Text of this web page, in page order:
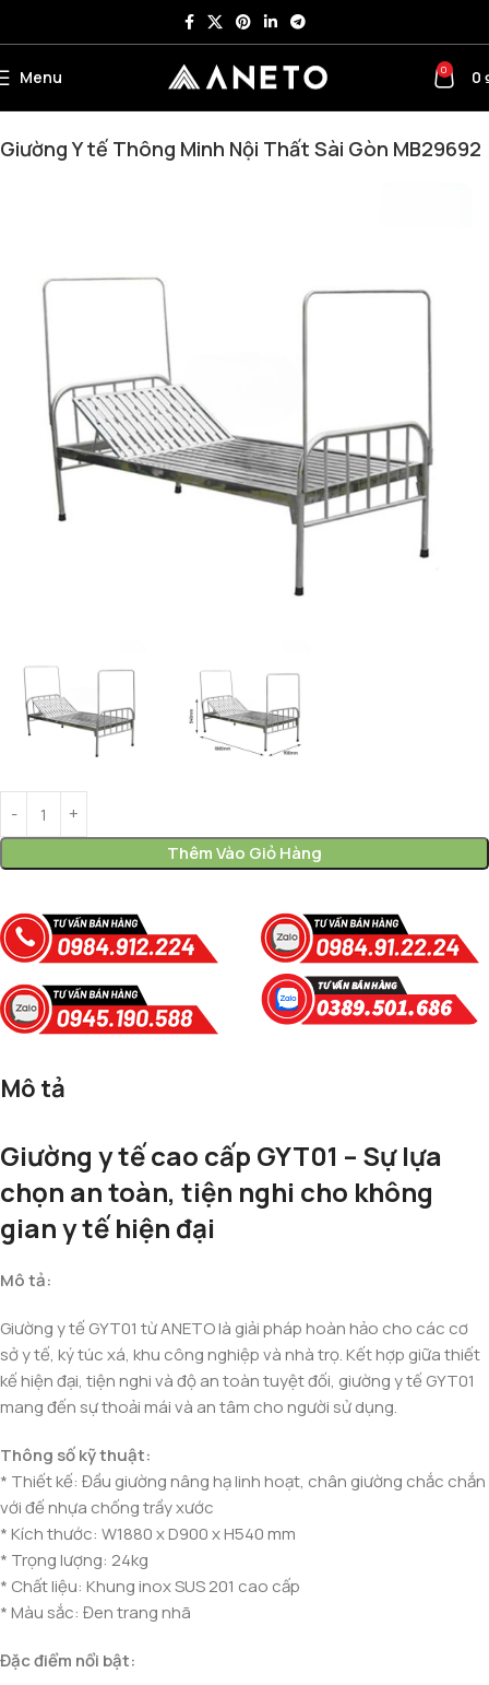
Menu 0 0
Giường Y tế Thông Minh Nội Thất Sài Gòn MB29692
Thêm Vào Giỏ Hàng
Mô tả
Giường y tế cao cấp GYT01 – Sự lựa
chọn an toàn, tiện nghi cho không
gian y tế hiện đại
Mô tả:
Giường y tế GYT01 từ ANETO là giải pháp hoàn hảo cho các cơ
sở y tế, ký túc xá, khu công nghiệp và nhà trọ. Kết hợp giữa thiết
kế hiện đại, tiện nghi và độ an toàn tuyệt đối, giường y tế GYT01
mang đến sự thoải mái và an tâm cho người sử dụng.
Thông số kỹ thuật:
* Thiết kế: Đầu giường nâng hạ linh hoạt, chân giường chắc chắn
với đế nhựa chống trầy xước
* Kích thước: W1880 x D900 x H540 mm
* Trọng lượng: 24kg
* Chất liệu: Khung inox SUS 201 cao cấp
* Màu sắc: Đen trang nhã
Đặc điểm nổi bật: